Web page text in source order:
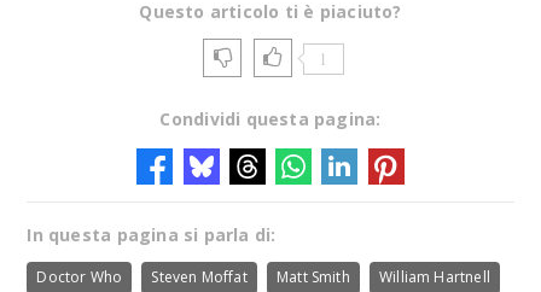
Questo articolo ti è piaciuto?
1
Condividi questa pagina:
In questa pagina si parla di:
Doctor Who Steven Moffat Matt Smith William Hartnell